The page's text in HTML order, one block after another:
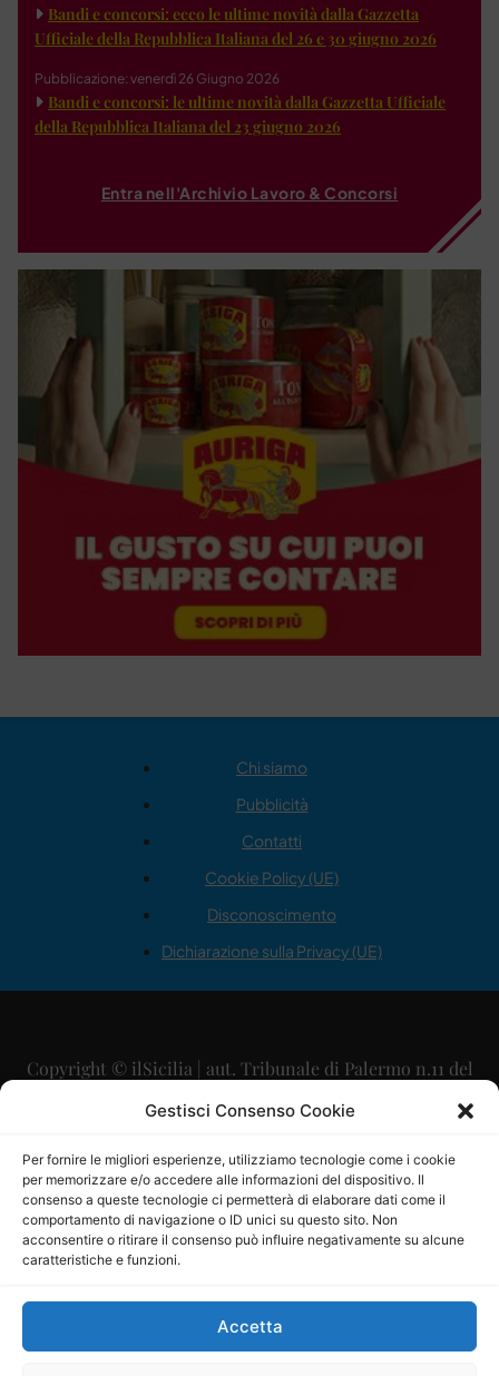
Gestisci Consenso Cookie
Per fornire le migliori esperienze, utilizziamo tecnologie come i cookie
per memorizzare e/o accedere alle informazioni del dispositivo. Il
consenso a queste tecnologie ci permetterà di elaborare dati come il
comportamento di navigazione o ID unici su questo sito. Non
acconsentire o ritirare il consenso può influire negativamente su alcune
caratteristiche e funzioni.
Accetta
Bandi e concorsi: ecco le ultime novità dalla Gazzetta
Ufficiale della Repubblica Italiana del 26 e 30 giugno 2026
Pubblicazione: venerdì 26 Giugno 2026
Bandi e concorsi: le ultime novità dalla Gazzetta Ufficiale
della Repubblica Italiana del 23 giugno 2026
Entra nell'Archivio Lavoro & Concorsi
Chi siamo
Pubblicità
Contatti
Cookie Policy (UE)
Disconoscimento
Dichiarazione sulla Privacy (UE)
Copyright © ilSicilia | aut. Tribunale di Palermo n.11 del
29/09/2015
Direttore Editoriale: Maurizio Scaglione
Direttore Responsabile: Maria Calabrese
P.IVA: 06334930820
Mercurio Comunicazione Società Cooperativa a r.l. è